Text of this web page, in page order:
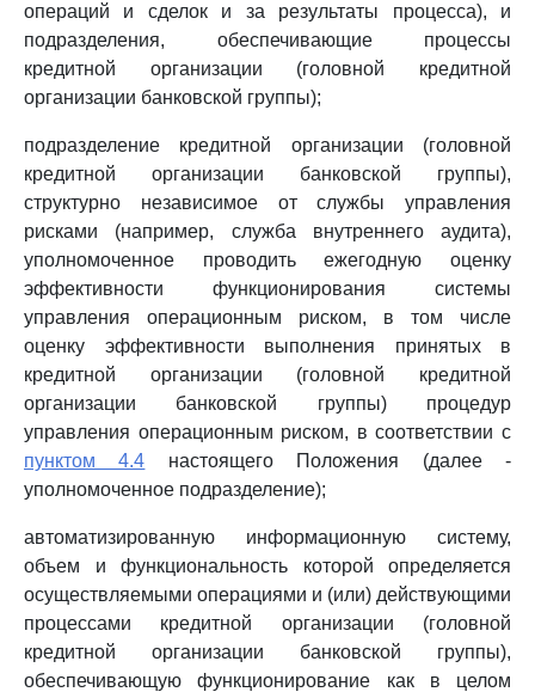
операций и сделок и за результаты процесса), и
подразделения, обеспечивающие процессы
кредитной организации (головной кредитной
организации банковской группы);
подразделение кредитной организации (головной
кредитной организации банковской группы),
структурно независимое от службы управления
рисками (например, служба внутреннего аудита),
уполномоченное проводить ежегодную оценку
эффективности функционирования системы
управления операционным риском, в том числе
оценку эффективности выполнения принятых в
кредитной организации (головной кредитной
организации банковской группы) процедур
управления операционным риском, в соответствии с
пунктом 4.4 настоящего Положения (далее -
уполномоченное подразделение);
автоматизированную информационную систему,
объем и функциональность которой определяется
осуществляемыми операциями и (или) действующими
процессами кредитной организации (головной
кредитной организации банковской группы),
обеспечивающую функционирование как в целом